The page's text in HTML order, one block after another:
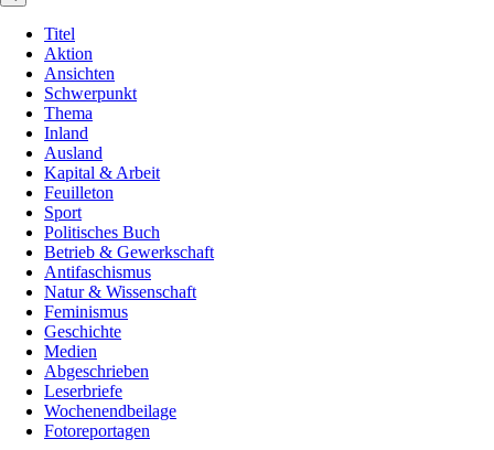
Titel
Aktion
Ansichten
Schwerpunkt
Thema
Inland
Ausland
Kapital & Arbeit
Feuilleton
Sport
Politisches Buch
Betrieb & Gewerkschaft
Antifaschismus
Natur & Wissenschaft
Feminismus
Geschichte
Medien
Abgeschrieben
Leserbriefe
Wochenendbeilage
Fotoreportagen